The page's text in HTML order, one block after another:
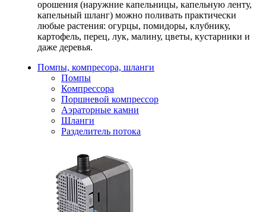
орошения (наружние капельницы, капельную ленту,
капельный шланг) можно поливать практически
любые растения: огурцы, помидоры, клубнику,
картофель, перец, лук, малину, цветы, кустарники и
даже деревья.
Помпы, компресора, шланги
Помпы
Компрессора
Поршневой компрессор
Аэраторные камни
Шланги
Разделитель потока